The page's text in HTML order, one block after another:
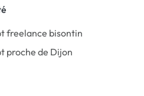
freelance bisontin
proche de Dijon